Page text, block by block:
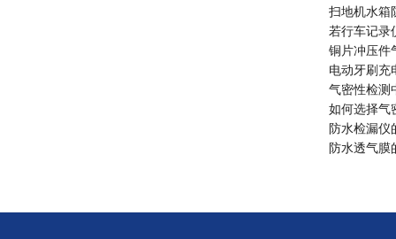
扫地机水箱
若行车记录
铜片冲压件
电动牙刷充
气密性检测
如何选择气
防水检漏仪
防水透气膜